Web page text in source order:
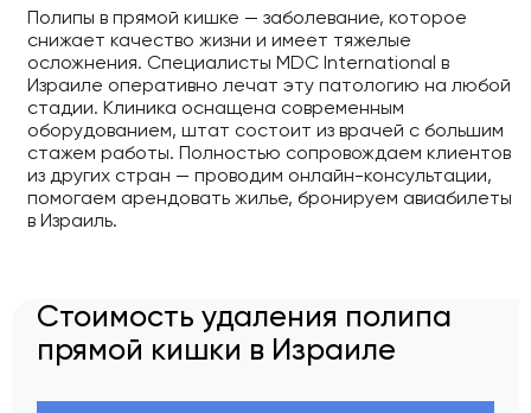
Полипы в прямой кишке — заболевание, которое
снижает качество жизни и имеет тяжелые
осложнения. Специалисты MDC International в
Израиле оперативно лечат эту патологию на любой
стадии. Клиника оснащена современным
оборудованием, штат состоит из врачей с большим
стажем работы. Полностью сопровождаем клиентов
из других стран — проводим онлайн-консультации,
помогаем арендовать жилье, бронируем авиабилеты
в Израиль.
Стоимость удаления полипа
прямой кишки в Израиле